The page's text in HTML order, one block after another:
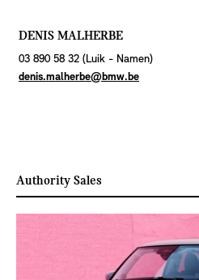
DENIS MALHERBE
03 890 58 32 (Luik - Namen)
denis.malherbe@bmw.be
Authority Sales